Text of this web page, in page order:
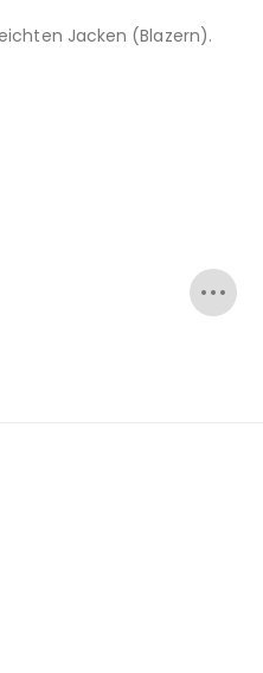
Jacken (Blazern).